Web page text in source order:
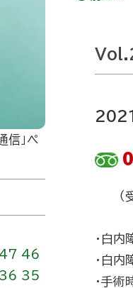
2021
（受
・白
・白
・手
信」ペ
47 46
36 35